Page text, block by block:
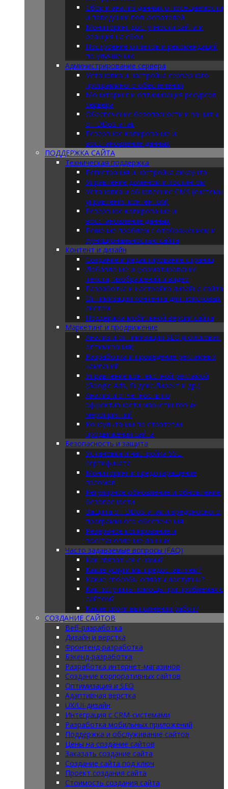
Сбор и анализ данных о посещаемости
и поведении пользователей
Мониторинг доступности сайта и
реакция на сбои
Построение отчетов и рекомендаций
по улучшению
Администрирование сервера
Установка и настройка серверного
программного обеспечения
Мониторинг и оптимизация ресурсов
сервера
Обеспечение безопасности и защиты
от DDoS-атак
Резервное копирование и
восстановление данных
ПОДДЕРЖКА САЙТА
Техническая поддержка
Регистрация и настройка аккаунта
Управление доменом и хостингом
Установка и обновление CMS (системы
управления контентом)
Резервное копирование и
восстановление данных
Решение проблем с отображением и
функциональностью сайта
Контент и дизайн
Создание и редактирование страниц
Добавление и форматирование
текста, изображений и видео
Разработка и настройка дизайна сайта
Оптимизация контента для поисковых
систем
Поддержка мобильной версии сайта
Маркетинг и продвижение
Анализ и оптимизация SEO (поисковая
оптимизация)
Разработка и проведение рекламных
кампаний
Управление контекстной рекламой
(Google Ads, Яндекс.Директ и др.)
Анализ и отчетность по
эффективности маркетинговых
мероприятий
Консультации по стратегии
продвижения сайта
Безопасность и защита
Установка и настройка SSL-
сертификата
Мониторинг и предотвращение
взломов
Регулярное обновление и обновление
безопасности
Защита от DDoS-атак и вредоносного
программного обеспечения
Резервное копирование и
восстановление данных
Часто задаваемые вопросы (FAQ)
Как связаться с нами?
Какие услуги мы предоставляем?
Какие способы оплаты доступны?
Как получить помощь при проблемах с
сайтом?
Какие сроки выполнения работ?
СОЗДАНИЕ САЙТОВ
Веб-разработка
Дизайн и верстка
Фронтенд-разработка
Бэкенд-разработка
Разработка интернет-магазинов
Создание корпоративных сайтов
Оптимизация и SEO
Адаптивная верстка
UX/UI-дизайн
Интеграция с CRM-системами
Разработка мобильных приложений
Поддержка и обслуживание сайтов
Цены на создание сайтов
Заказать создание сайта
Создание сайта под ключ
Проект создания сайта
Стоимость создания сайта